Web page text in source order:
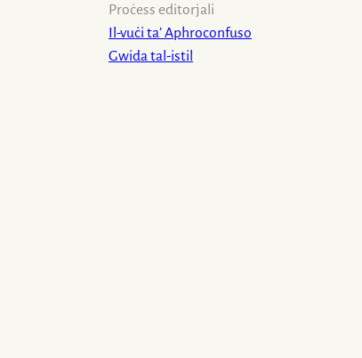
Proċess editorjali
Il-vuċi ta’ Aphroconfuso
Gwida tal-istil